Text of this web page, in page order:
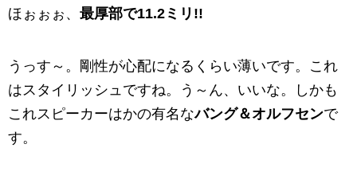
ほぉぉぉ、 最厚部で11.2ミリ!!
うっす～。剛性が心配になるくらい薄いです。これ
はスタイリッシュですね。う～ん、いいな。しかも
これスピーカーはかの有名なバング＆オルフセンで
す。